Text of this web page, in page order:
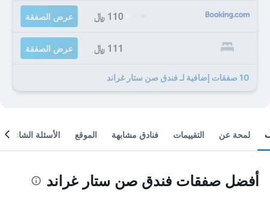
110 ﷼ عرض الصفقة
111 ﷼ عرض الصفقة
10 صفقات إضافية لـ فندق صن ستار غراند
لمحة عن التقييمات فنادق مشابهة الموقع الأسئلة الشائعة
أفضل صفقات فندق صن ستار غراند